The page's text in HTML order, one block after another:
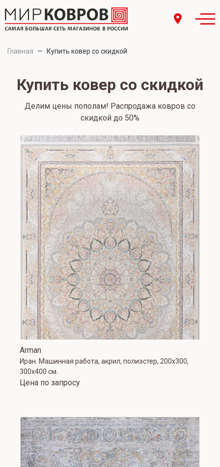
Главная — Купить ковер со скидкой
Купить ковер со скидкой
Делим цены пополам! Распродажа ковров со
скидкой до 50%
Arman
Иран. Машинная работа, акрил, полиэстер, 200х300,
300х400 см.
Цена по запросу